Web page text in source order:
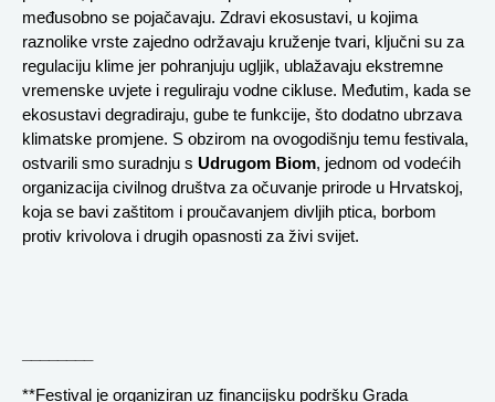
međusobno se pojačavaju. Zdravi ekosustavi, u kojima
raznolike vrste zajedno održavaju kruženje tvari, ključni su za
regulaciju klime jer pohranjuju ugljik, ublažavaju ekstremne
vremenske uvjete i reguliraju vodne cikluse. Međutim, kada se
ekosustavi degradiraju, gube te funkcije, što dodatno ubrzava
klimatske promjene. S obzirom na ovogodišnju temu festivala,
ostvarili smo suradnju s Udrugom Biom, jednom od vodećih
organizacija civilnog društva za očuvanje prirode u Hrvatskoj,
koja se bavi zaštitom i proučavanjem divljih ptica, borbom
protiv krivolova i drugih opasnosti za živi svijet.
**Festival je organiziran uz financijsku podršku Grada